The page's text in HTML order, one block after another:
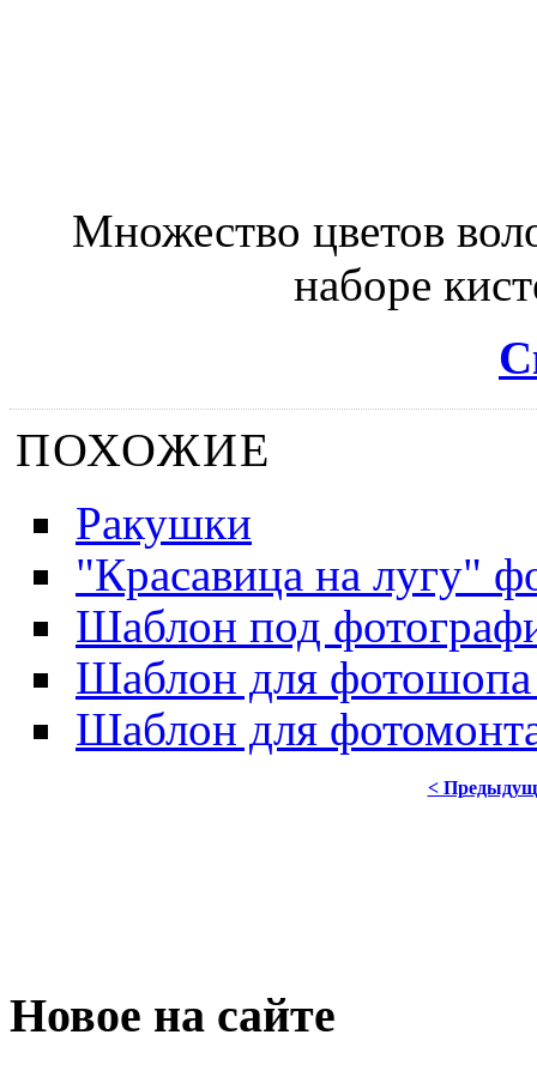
Множество цветов
наборе
ПОХОЖИЕ
Ракушки
"Красавица на лугу"
Шаблон под
Шаблон для
Шаблон для
<
Новое на сайте